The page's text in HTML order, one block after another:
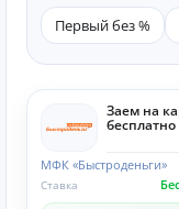
Первый без %
Заем на
бесплатно
МФК «Быстроденьги»
Ставка